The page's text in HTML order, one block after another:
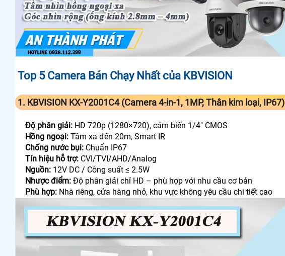
Top 5 Camera Bán Chạy Nhất của KBVISION
1. KBVISION KX‑Y2001C4 (Camera 4-in-1, 1MP, Thân kim loại, IP67)
Độ phân giải: HD 720p (1280×720), cảm biến 1/4" CMOS
Hồng ngoại: Tầm xa đến 20m, Smart IR
Chống nước bụi: Chuẩn IP67
Tín hiệu hỗ trợ: CVI/TVI/AHD/Analog
Nguồn: 12V DC / Công suất ≤ 2.5W
Nhược điểm: Độ phân giải chỉ HD – phù hợp với nhu cầu cơ bản
Phù hợp: Nhà riêng, cửa hàng nhỏ, khu vực không yêu cầu chi tiết cao